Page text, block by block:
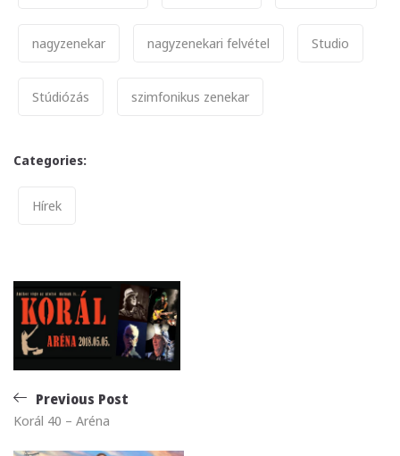
nagyzenekar nagyzenekari felvétel Studio
Stúdiózás szimfonikus zenekar
Categories:
Hírek
Bejegyzés
navigáció
Previous Post
Korál 40 – Aréna